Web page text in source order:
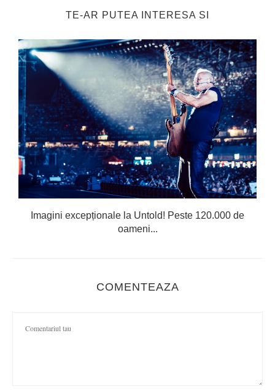
TE-AR PUTEA INTERESA SI
Imagini excepționale la Untold! Peste 120.000 de
oameni...
COMENTEAZA